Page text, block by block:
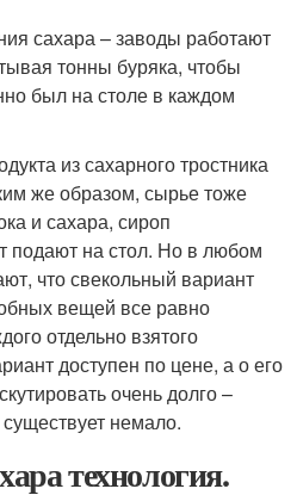
сахара – заводы работают
тонны буряка, чтобы
был на столе в каждом
из сахарного тростника
же образом, сырье тоже
и сахара, сироп
подают на стол. Но в любом
что свекольный вариант
вещей все равно
отдельно взятого
доступен по цене, а о его
очень долго –
немало.
технология.